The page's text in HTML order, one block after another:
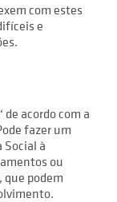
com estes
e
acordo com a
fazer um
Social à
ou
que podem